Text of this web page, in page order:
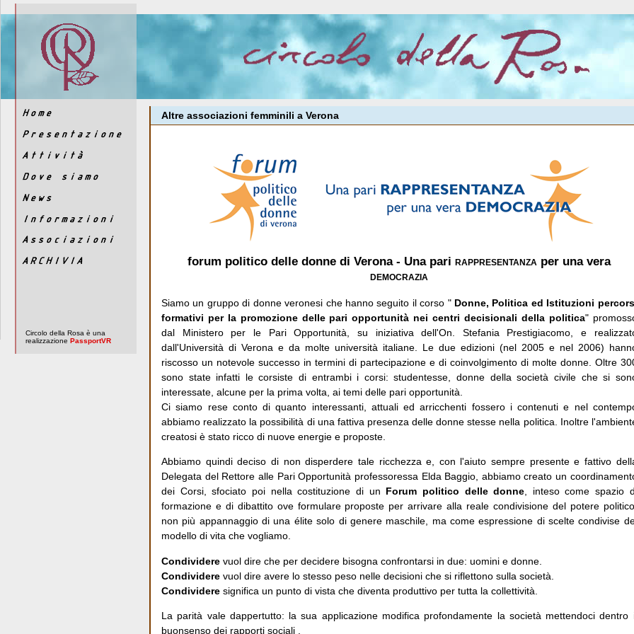
Circolo della Rosa è una
realizzazione PassportVR
Altre associazioni femminili a Verona
forum politico delle donne di Verona - Una parirappresentanza per una vera
democrazia
Siamo un gruppo di donne veronesi che hanno seguito il corso " Donne, Politica ed Istituzioni
formativi per la promozione delle pari opportunità nei centri decisionali della politica"
dal Ministero per le Pari Opportunità, su iniziativa dell'On. Stefania Prestigiacomo, e
dall'Università di Verona e da molte università italiane. Le due edizioni (nel 2005 e nel 2006)
riscosso un notevole successo in termini di partecipazione e di coinvolgimento di molte donne. Oltre
sono state infatti le corsiste di entrambi i corsi: studentesse, donne della società civile che si
interessate, alcune per la prima volta, ai temi delle pari opportunità.
Ci siamo rese conto di quanto interessanti, attuali ed arricchenti fossero i contenuti e nel
abbiamo realizzato la possibilità di una fattiva presenza delle donne stesse nella politica. Inoltre
creatosi è stato ricco di nuove energie e proposte.
Abbiamo quindi deciso di non disperdere tale ricchezza e, con l'aiuto sempre presente e fattivo
Delegata del Rettore alle Pari Opportunità professoressa Elda Baggio, abbiamo creato un
dei Corsi, sfociato poi nella costituzione di un Forum politico delle donne, inteso come spazio
formazione e di dibattito ove formulare proposte per arrivare alla reale condivisione del potere
non più appannaggio di una élite solo di genere maschile, ma come espressione di scelte condivise
modello di vita che vogliamo.
Condividere vuol dire che per decidere bisogna confrontarsi in due: uomini e donne.
Condividere vuol dire avere lo stesso peso nelle decisioni che si riflettono sulla società.
Condividere significa un punto di vista che diventa produttivo per tutta la collettività.
La parità vale dappertutto: la sua applicazione modifica profondamente la società mettendoci dentro
buonsenso dei rapporti sociali .